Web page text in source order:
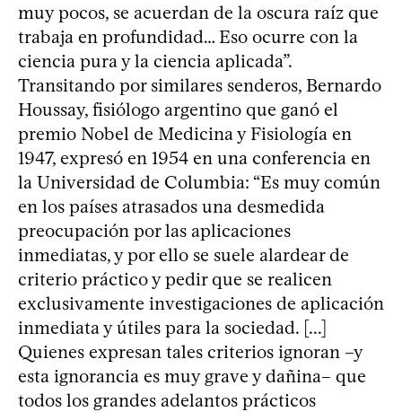
muy pocos, se acuerdan de la oscura raíz que
trabaja en profundidad… Eso ocurre con la
ciencia pura y la ciencia aplicada”.
Transitando por similares senderos, Bernardo
Houssay, fisiólogo argentino que ganó el
premio Nobel de Medicina y Fisiología en
1947, expresó en 1954 en una conferencia en
la Universidad de Columbia: “Es muy común
en los países atrasados una desmedida
preocupación por las aplicaciones
inmediatas, y por ello se suele alardear de
criterio práctico y pedir que se realicen
exclusivamente investigaciones de aplicación
inmediata y útiles para la sociedad. [...]
Quienes expresan tales criterios ignoran –y
esta ignorancia es muy grave y dañina– que
todos los grandes adelantos prácticos